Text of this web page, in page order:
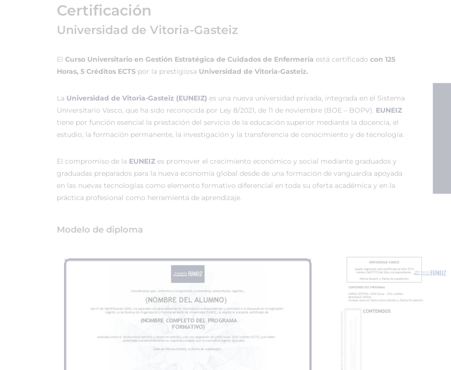
Certificación
Universidad de Vitoria-Gasteiz
El Curso Universitario en Gestión Estratégica de Cuidados de Enfermería está certificado con 125
Horas, 5 Créditos ECTS por la prestigiosa Universidad de Vitoria-Gasteiz.
La Universidad de Vitoria-Gasteiz (EUNEIZ) es una nueva universidad privada, integrada en el Sistema
Universitario Vasco, que ha sido reconocida por Ley 8/2021, de 11 de noviembre (BOE – BOPV). EUNEIZ
tiene por función esencial la prestación del servicio de la educación superior mediante la docencia, el
estudio, la formación permanente, la investigación y la transferencia de conocimiento y de tecnología.
El compromiso de la EUNEIZ es promover el crecimiento económico y social mediante graduados y
graduadas preparados para la nueva economía global desde de una formación de vanguardia apoyada
en las nuevas tecnologías como elemento formativo diferencial en toda su oferta académica y en la
práctica profesional como herramienta de aprendizaje.
Modelo de diploma